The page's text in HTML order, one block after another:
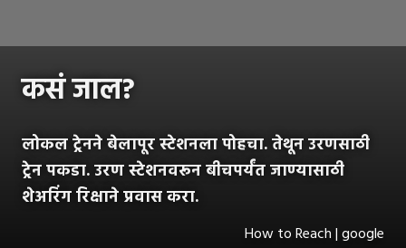
कसं जाल?
लोकल ट्रेनने बेलापूर स्टेशनला पोहचा. तेथून उरणसाठी
ट्रेन पकडा. उरण स्टेशनवरून बीचपर्यंत जाण्यासाठी
शेअरिंग रिक्षाने प्रवास करा.
How to Reach | google